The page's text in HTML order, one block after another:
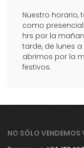
Nuestro horario,
como presencial
hrs por la
tarde, de lunes
abrimos por la
festivos.
NO SÓLO VENDEMOS